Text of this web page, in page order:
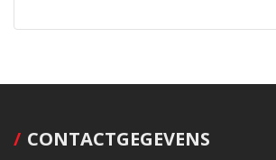
CONTACTGEGEVENS